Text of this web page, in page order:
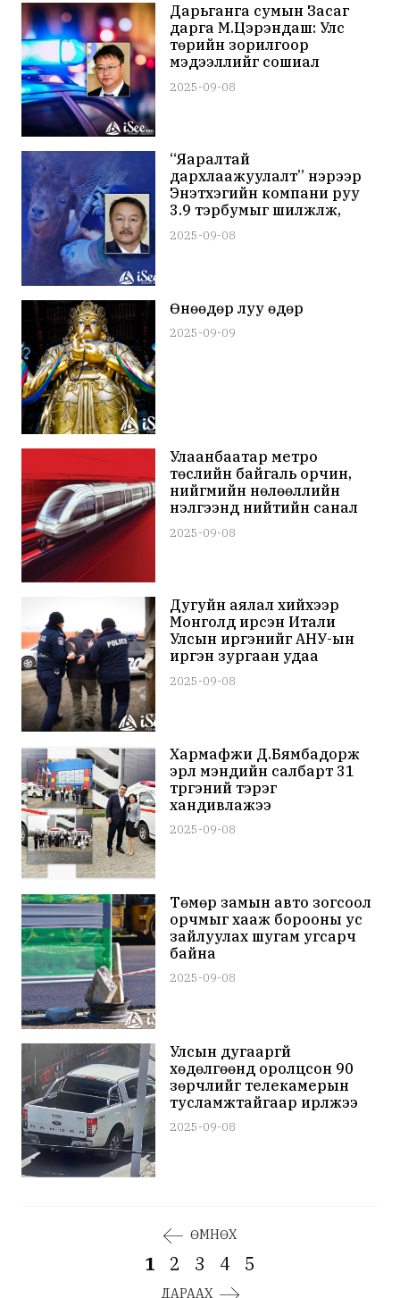
Дарьганга сумын Засаг
дарга М.Цэрэндаш: Улс
төрийн зорилгоор
мэдээллийг сошиал
харамсаж байна
2025-09-08
“Яаралтай
дархлаажуулалт” нэрээр
Энэтхэгийн компани руу
3.9 тэрбумыг шилжүүлж,
улсын төсөвт их
хэмжээний хохирол
2025-09-08
Өнөөдөр луу өдөр
2025-09-09
Улаанбаатар метро
төслийн байгаль орчин,
нийгмийн нөлөөллийн
үнэлгээнд нийтийн санал
2025-09-08
Дугуйн аялал хийхээр
Монголд ирсэн Итали
Улсын иргэнийг АНУ-ын
иргэн зургаан удаа
хутгалж гэмтээсэн хэрэг
гарчээ
2025-09-08
Харүмафүжи Д.Бямбадорж
эрүүл мэндийн салбарт 31
түргэний тэрэг
хандивлажээ
2025-09-08
Төмөр замын авто зогсоол
орчмыг хааж борооны ус
зайлуулах шугам угсарч
байна
2025-09-08
Улсын дугааргүй
хөдөлгөөнд оролцсон 90
зөрчлийг телекамерын
тусламжтайгаар ирүүлжээ
2025-09-08
ӨМНӨХ
1 2 3 4 5
ДАРААХ